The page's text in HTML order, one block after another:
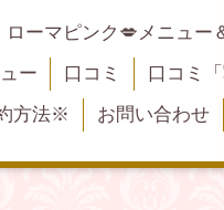
ローマピンク💋メニュー
ー
口コミ 口コミ「
方法※
お問い合わせ